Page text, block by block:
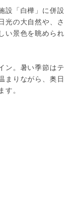
設「白樺」に併設
光の大自然や、さ
い景色を眺められ
ン。暑い季節はテ
まりながら、奥日
。